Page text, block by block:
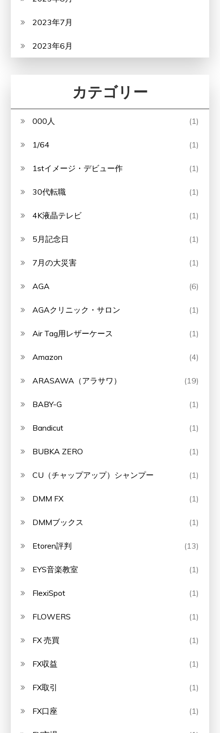
2023年7月
2023年6月
カテゴリー
000人 (1)
1/64 (1)
1stイメージ・デビュー作 (1)
30代転職 (1)
4K液晶テレビ (1)
5月記念日 (1)
7月の大災害 (1)
AGA (6)
AGAクリニック・サロン (1)
Air Tag用レザーケース (1)
Amazon (4)
ARASAWA（アラサワ） (19)
BABY-G (1)
Bandicut (1)
BUBKA ZERO (1)
CU（チャップアップ）シャンプー (1)
DMM FX (1)
DMMブックス (1)
Etoren評判 (13)
EYS音楽教室 (1)
FlexiSpot (1)
FLOWERS (1)
FX 売買 (1)
FX収益 (1)
FX取引 (1)
FX口座 (1)